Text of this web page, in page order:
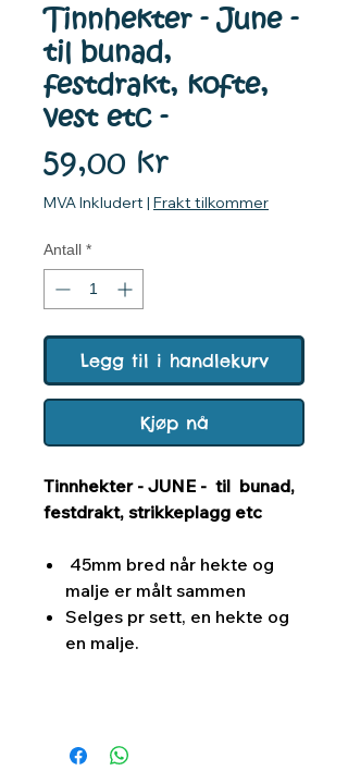
Tinnhekter - June -
til bunad,
festdrakt, kofte,
vest etc -
59,00 krPris
MVA Inkludert | Frakt tilkommer
Antall *
Legg til i handlekurv
Kjøp nå
Tinnhekter - JUNE - til bunad,
festdrakt, strikkeplagg etc
45mm bred når hekte og
malje er målt sammen
Selges pr sett, en hekte og
en malje.